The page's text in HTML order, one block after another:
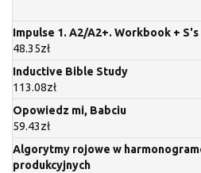
Impulse 1. A2/A2+. Workbook + S's
48.35zł
Inductive Bible Study
113.08zł
Opowiedz mi, Babciu
59.43zł
Algorytmy rojowe w
produkcyjnych